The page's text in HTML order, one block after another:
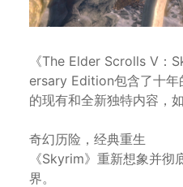
《The Elder Scrolls V：
ersary Edition包含了十年
的现有和全新独特内容，
奇幻历险，经典重生
《Skyrim》重新想象并
界。